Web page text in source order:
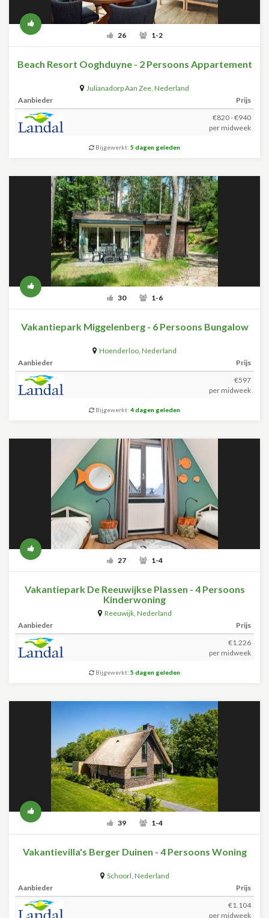
26 1-2
Beach Resort Ooghduyne - 2 Persoons Appartement
Julianadorp Aan Zee, Nederland
Aanbieder
Prijs
€820 - €940
per midweek
Bijgewerkt: 5 dagen geleden
30 1-6
Vakantiepark Miggelenberg - 6 Persoons Bungalow
Hoenderloo, Nederland
Aanbieder
Prijs
€597
per midweek
Bijgewerkt: 4 dagen geleden
27 1-4
Vakantiepark De Reeuwijkse Plassen - 4 Persoons
Kinderwoning
Reeuwijk, Nederland
Aanbieder
Prijs
€1.226
per midweek
Bijgewerkt: 5 dagen geleden
39 1-4
Vakantievilla's Berger Duinen - 4 Persoons Woning
Schoorl, Nederland
Aanbieder
Prijs
€1.104
per midweek